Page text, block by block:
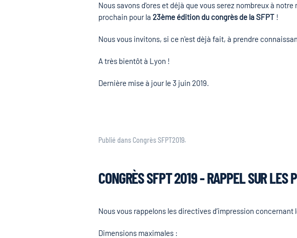
Nous savons d'ores et déjà que vous serez nombreux à
prochain pour la 23ème édition du congrès de la SFPT !
Nous vous invitons, si ce n'est dèjà fait, à prendre
A très bientôt à Lyon !
Dernière mise à jour le 3 juin 2019.
Publié dansCongrès SFPT2019.
CONGRÈS SFPT 2019 - RAPPEL SUR LES
Nous vous rappelons les directives d’impression
Dimensions maximales :